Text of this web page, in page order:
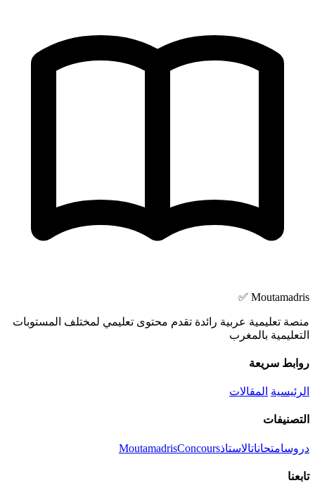
Moutamadris ✅
منصة تعليمية عربية رائدة تقدم محتوى تعليمي لمختلف المستوبات
التعليمية بالمغرب
روابط سريعة
الرئيسية المقالات
التصنيفات
دروسامتحاناتالاستاذ MoutamadrisConcours
تابعنا